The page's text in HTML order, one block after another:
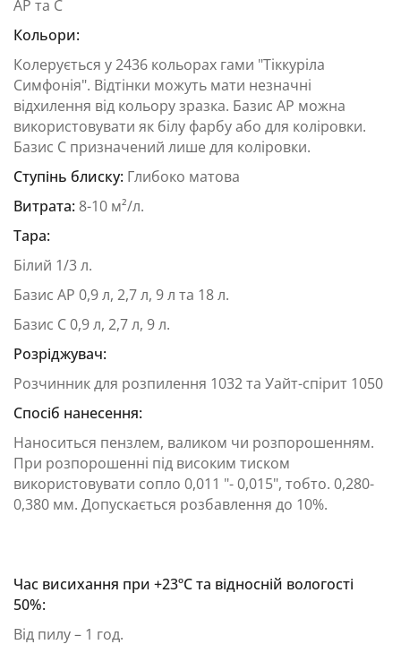
AP та C
Кольори:
Колерується у 2436 кольорах гами "Тіккуріла
Симфонія". Відтінки можуть мати незначні
відхилення від кольору зразка. Базис АР можна
використовувати як білу фарбу або для коліровки.
Базис С призначений лише для коліровки.
Ступінь блиску: Глибоко матова
Витрата: 8-10 м²/л.
Тара:
Білий 1/3 л.
Базис АР 0,9 л, 2,7 л, 9 л та 18 л.
Базис С 0,9 л, 2,7 л, 9 л.
Розріджувач:
Розчинник для розпилення 1032 та Уайт-спірит 1050
Спосіб нанесення:
Наноситься пензлем, валиком чи розпорошенням.
При розпорошенні під високим тиском
використовувати сопло 0,011 "- 0,015", тобто. 0,280-
0,380 мм. Допускається розбавлення до 10%.
Час висихання при +23ºС та відносній вологості
50%:
Від пилу – 1 год.